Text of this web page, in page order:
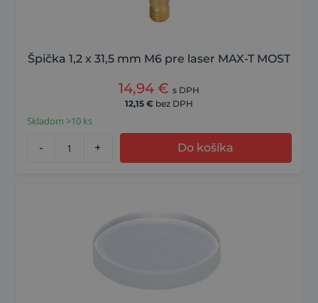
Špička 1,2 x 31,5 mm M6 pre laser MAX-T MOST
14,94 € s DPH
12,15 € bez DPH
Skladom >10 ks
- + Do košíka